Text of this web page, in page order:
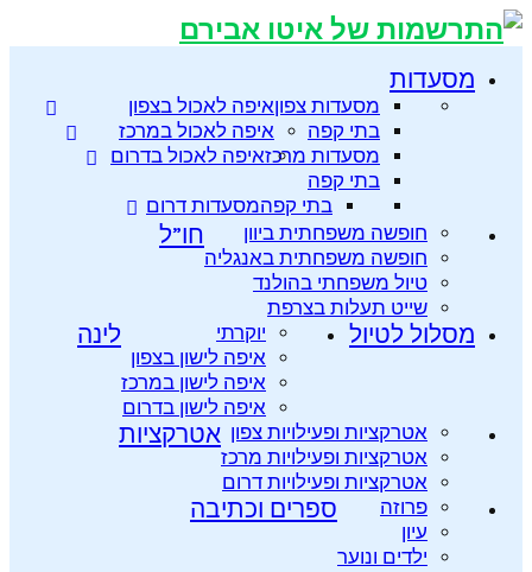
מסעדות
איפה לאכול בצפוןמסעדות צפון
בתי קפה
איפה לאכול במרכז
מסעדות מרכז
בתי קפה
איפה לאכול בדרום
מסעדות דרוםבתי קפה
חו”ל
חופשה משפחתית ביוון
חופשה משפחתית באנגליה
טיול משפחתי בהולנד
שייט תעלות בצרפת
מסלול לטיול לינה
יוקרתי
איפה לישון בצפון
איפה לישון במרכז
איפה לישון בדרום
אטרקציות אטרקציות ופעילויות צפון
אטרקציות ופעילויות מרכז
אטרקציות ופעילויות דרום
ספרים וכתיבה
פרוזה
עיון
ילדים ונוער